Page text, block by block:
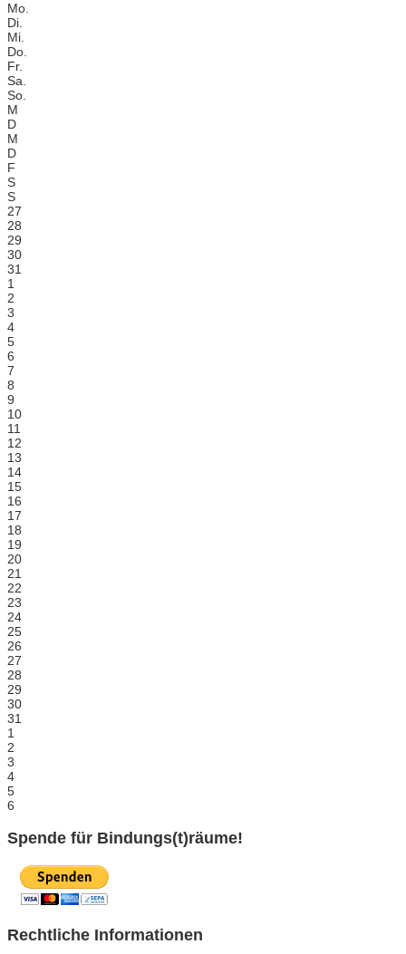
Mo.
Di.
Mi.
Do.
Fr.
Sa.
So.
M
D
M
D
F
S
S
27
28
29
30
31
1
2
3
4
5
6
7
8
9
10
11
12
13
14
15
16
17
18
19
20
21
22
23
24
25
26
27
28
29
30
31
1
2
3
4
5
6
Spende für Bindungs(t)räume!
Rechtliche Informationen